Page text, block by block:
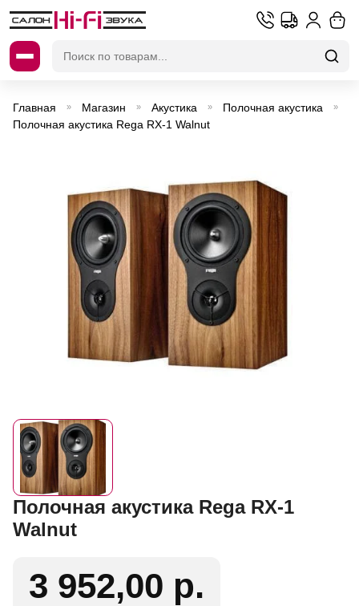
Главная » Магазин » Акустика » Полочная акустика »
Полочная акустика Rega RX-1 Walnut
Полочная акустика Rega RX-1
Walnut
3 952,00 р.